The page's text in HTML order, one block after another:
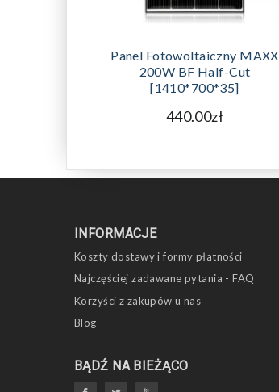
Panel Fotowoltaiczny MAXX
200W BF Half-Cut
[1410*700*35]
440.00zł
BĄDŹ NA BIEŻĄCO
INFORMACJE
Koszty dostawy i formy płatności
Najczęściej zadawane pytania - FAQ
Korzyści z zakupów u nas
Blog